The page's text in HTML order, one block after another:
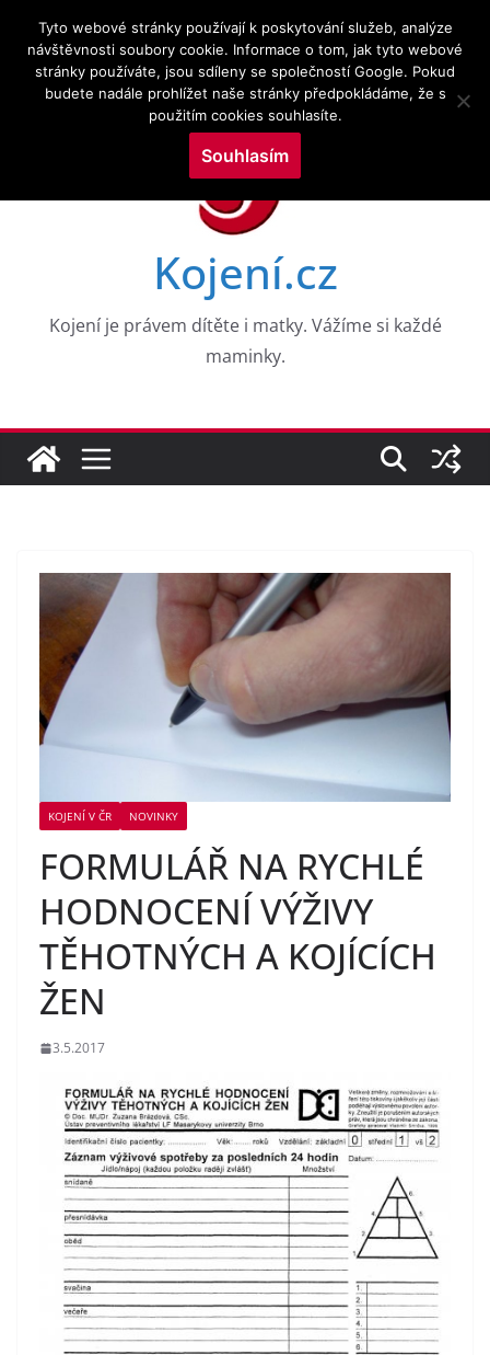
obsah
9.8.2026
Novinky: CESTY K NEROVNOSTEM V DUŠEVNÍM ZDRAVÍ
DĚTÍ V RANÉM VĚKU: DŮKAZY Z 8 VKOHORT
NAROZENÝCH
Drogy a kojení a zkoumání služeb v perinatálním
Výzkumné trendy kojení a kojenecké výživy ve
mapovací analýza
WHO PRO EVROPU, 2026
Aktuální témata v kojení a laktační medicíně
Kojení.cz
Kojení je právem dítěte i matky. Vážíme si každé
maminky.
KOJENÍ V ČR NOVINKY
FORMULÁŘ NA RYCHLÉ
HODNOCENÍ VÝŽIVY
TĚHOTNÝCH A KOJÍCÍCH
ŽEN
3.5.2017
Tyto webové stránky používají k poskytování služeb, analýze
návštěvnosti soubory cookie. Informace o tom, jak tyto webové
stránky používáte, jsou sdíleny se společností Google. Pokud
budete nadále prohlížet naše stránky předpokládáme, že s
použitím cookies souhlasíte.
Souhlasím